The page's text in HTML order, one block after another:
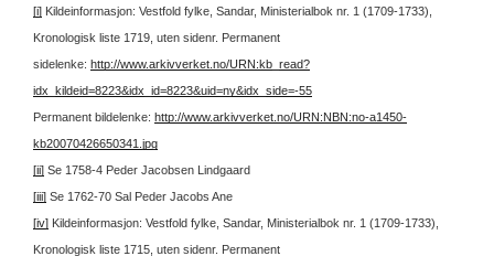
[i] Kildeinformasjon: Vestfold fylke, Sandar, Ministerialbok nr. 1 (1709-1733),
Kronologisk liste 1719, uten sidenr. Permanent
sidelenke: http://www.arkivverket.no/URN:kb_read?
idx_kildeid=8223&idx_id=8223&uid=ny&idx_side=-55
Permanent bildelenke: http://www.arkivverket.no/URN:NBN:no-a1450-
kb20070426650341.jpg
[ii] Se 1758-4 Peder Jacobsen Lindgaard
[iii] Se 1762-70 Sal Peder Jacobs Ane
[iv] Kildeinformasjon: Vestfold fylke, Sandar, Ministerialbok nr. 1 (1709-1733),
Kronologisk liste 1715, uten sidenr. Permanent